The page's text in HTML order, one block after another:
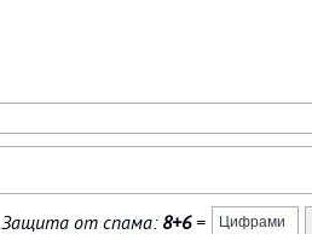
Защита от спама: 8+6=